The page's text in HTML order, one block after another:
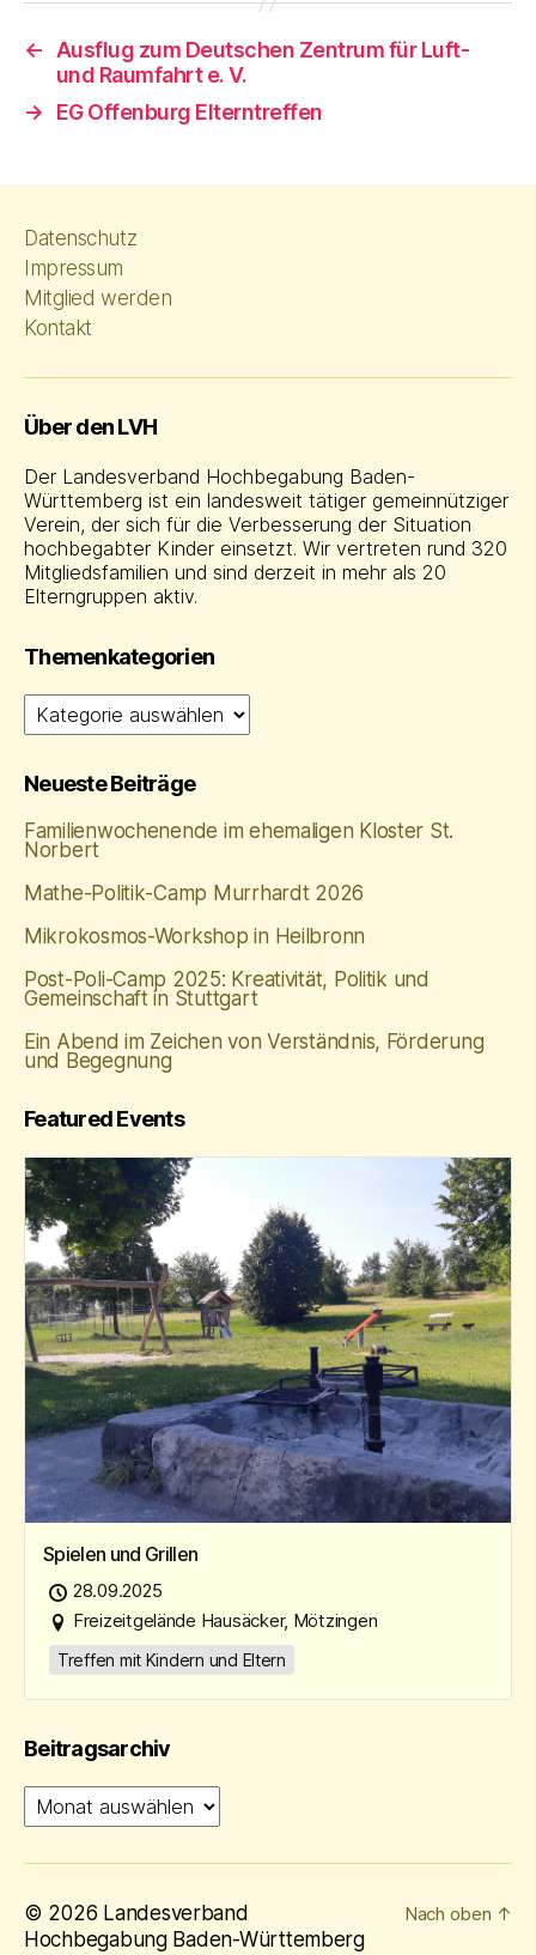
← Ausflug zum Deutschen Zentrum für Luft-
und Raumfahrt e. V.
→
EG Offenburg Elterntreffen
Datenschutz
Impressum
Mitglied werden
Kontakt
Über den LVH
Der Landesverband Hochbegabung Baden-
Württemberg ist ein landesweit tätiger gemeinnütziger
Verein, der sich für die Verbesserung der Situation
hochbegabter Kinder einsetzt. Wir vertreten rund 320
Mitgliedsfamilien und sind derzeit in mehr als 20
Elterngruppen aktiv.
Themenkategorien
Themenkategorien
Neueste Beiträge
Familienwochenende im ehemaligen Kloster St.
Norbert
Mathe‑Politik‑Camp Murrhardt 2026
Mikrokosmos-Workshop in Heilbronn
Post-Poli-Camp 2025: Kreativität, Politik und
Gemeinschaft in Stuttgart
Ein Abend im Zeichen von Verständnis, Förderung
und Begegnung
Featured Events
Spielen und Grillen
28.09.2025
Freizeitgelände Hausäcker, Mötzingen
Treffen mit Kindern und Eltern
Beitragsarchiv
Beitragsarchiv
© 2026 Landesverband
Hochbegabung Baden-Württemberg
Nach oben ↑